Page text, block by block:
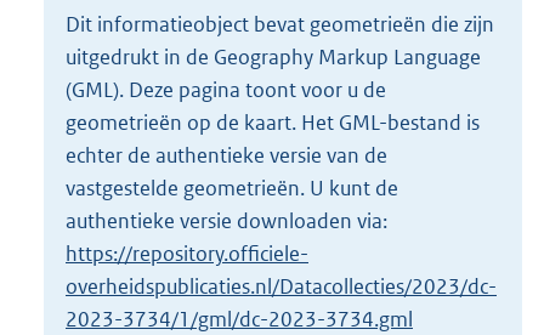
o
t
t
e
3
4
K
Dit informatieobject bevat geometrieën die zijn
uitgedrukt in de Geography Markup Language
(GML). Deze pagina toont voor u de
geometrieën op de kaart. Het GML-bestand is
echter de authentieke versie van de
vastgestelde geometrieën. U kunt de
authentieke versie downloaden via:
https://repository.officiele-
overheidspublicaties.nl/Datacollecties/2023/dc-
2023-3734/1/gml/dc-2023-3734.gml